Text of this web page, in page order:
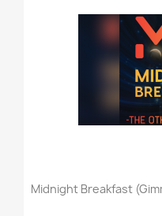
Midnight Breakfast